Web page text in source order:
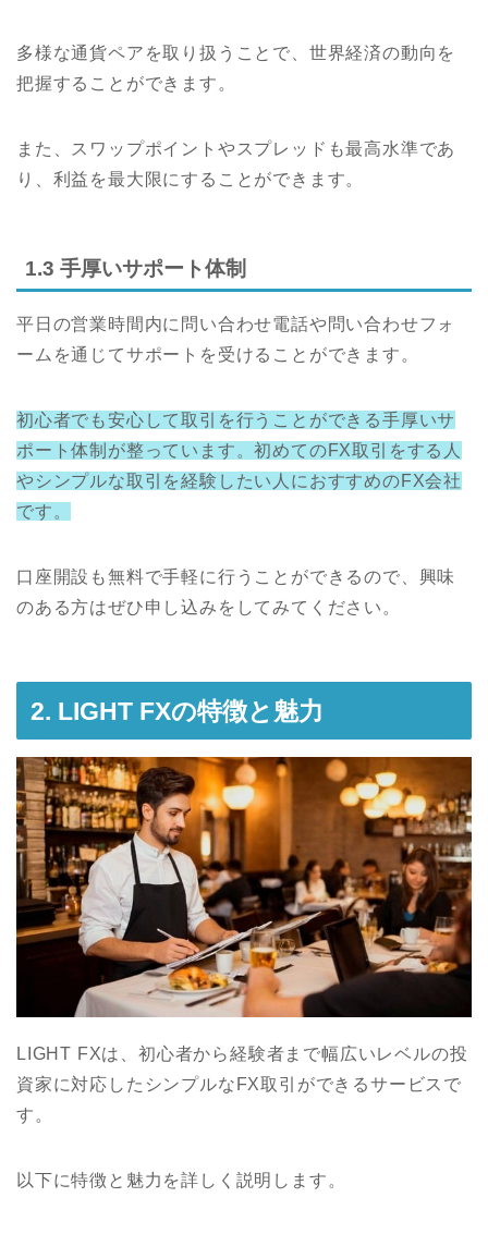
多様な通貨ペアを取り扱うことで、世界経済の動向を
把握することができます。
また、スワップポイントやスプレッドも最高水準であ
り、利益を最大限にすることができます。
1.3 手厚いサポート体制
平日の営業時間内に問い合わせ電話や問い合わせフォ
ームを通じてサポートを受けることができます。
初心者でも安心して取引を行うことができる手厚いサ
ポート体制が整っています。初めてのFX取引をする人
やシンプルな取引を経験したい人におすすめのFX会社
です。
口座開設も無料で手軽に行うことができるので、興味
のある方はぜひ申し込みをしてみてください。
2. LIGHT FXの特徴と魅力
LIGHT FXは、初心者から経験者まで幅広いレベルの投
資家に対応したシンプルなFX取引ができるサービスで
す。
以下に特徴と魅力を詳しく説明します。